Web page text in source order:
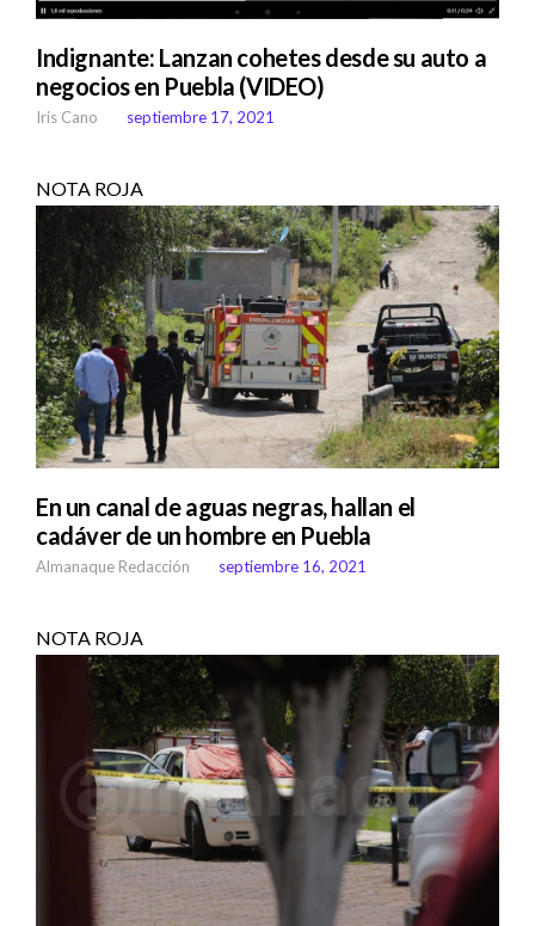
Indignante: Lanzan cohetes desde su auto a
negocios en Puebla (VIDEO)
Iris Cano septiembre 17, 2021
NOTA ROJA
En un canal de aguas negras, hallan el
cadáver de un hombre en Puebla
Almanaque Redacción septiembre 16, 2021
NOTA ROJA